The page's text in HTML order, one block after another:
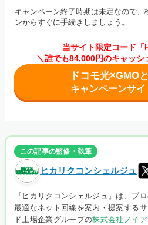
キャンペーン終了時期は未定なので、
ンからすぐに手続きしましょう。
当サイト限定コード「
＼誰でも84,000円のキャッシ
ドコモ光×GMO
キャンペーンサイ
この記事の監修・執筆
ヒカリクコンシェルジュ
『ヒカリクコンシェルジュ』は、プ
最適なネット回線を案内・提案する
ド上場企業グループの株式会社ノイア